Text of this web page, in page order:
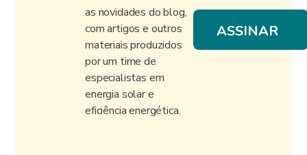
as novidades do blog,
com artigos e outros
materiais produzidos
por um time de
especialistas em
energia solar e
eficiência energética.